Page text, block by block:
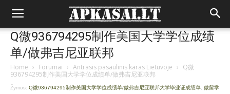
Q微936794295制作美国大学学位成绩
单/做弗吉尼亚联邦
Home › Forumai › Antrasis pasaulinis karas Lietuvoje › Q微
936794295制作美国大学学位成绩单/做弗吉尼亚联邦
Žymos: Q微936794295制作美国大学学位成绩单/做弗吉尼亚联邦大学毕业证成绩单 做留学